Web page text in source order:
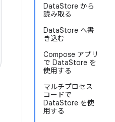
DataStore から
読み取る
DataStore へ書
き込む
Compose アプリ
で DataStore を
使用する
マルチプロセス
コードで
DataStore を使
用する